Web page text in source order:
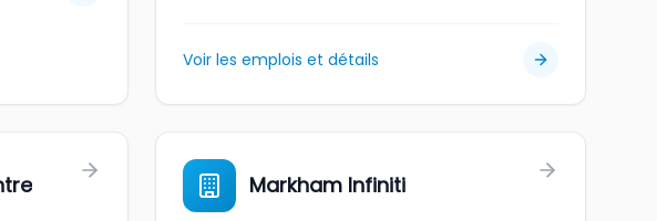
Voir les emplois et détails
Markham Infiniti